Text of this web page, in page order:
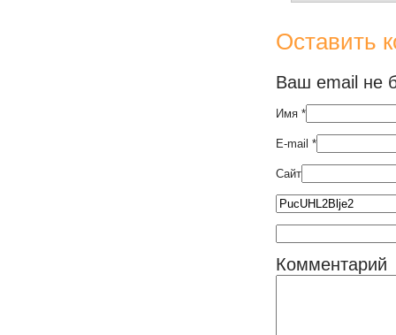
Оставить
Ваш email не
Имя *
E-mail *
Сайт
Комментарий